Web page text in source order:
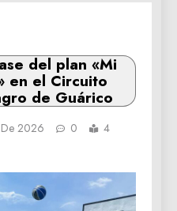
del plan «Mi
en el Circuito
de Guárico
2026 0
4